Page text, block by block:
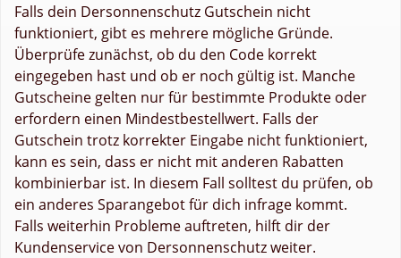
Falls dein Dersonnenschutz Gutschein nicht
funktioniert, gibt es mehrere mögliche Gründe.
Überprüfe zunächst, ob du den Code korrekt
eingegeben hast und ob er noch gültig ist. Manche
Gutscheine gelten nur für bestimmte Produkte oder
erfordern einen Mindestbestellwert. Falls der
Gutschein trotz korrekter Eingabe nicht funktioniert,
kann es sein, dass er nicht mit anderen Rabatten
kombinierbar ist. In diesem Fall solltest du prüfen, ob
ein anderes Sparangebot für dich infrage kommt.
Falls weiterhin Probleme auftreten, hilft dir der
Kundenservice von Dersonnenschutz weiter.